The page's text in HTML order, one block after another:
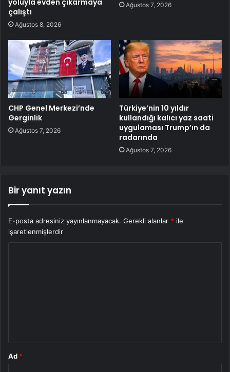
yoluyla evden çıkarmaya
çalıştı
Ağustos 8, 2026
Ağustos 7, 2026
CHP Genel Merkezi’nde
Gerginlik
Ağustos 7, 2026
Türkiye’nin 10 yıldır
kullandığı kalıcı yaz saati
uygulaması Trump’ın da
radarında
Ağustos 7, 2026
Bir yanıt yazın
E-posta adresiniz yayınlanmayacak. Gerekli alanlar * ile
işaretlenmişlerdir
Ad *